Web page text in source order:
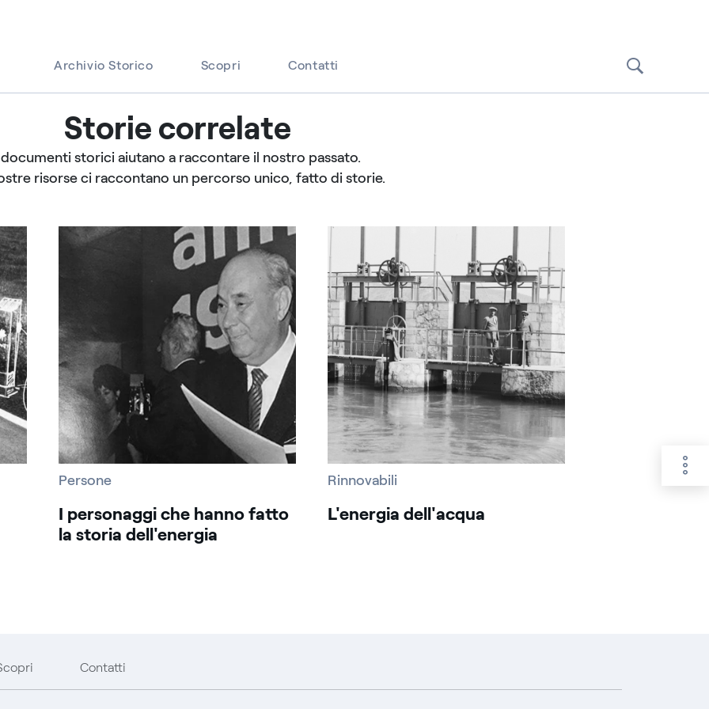
Archivio Storico Scopri Contatti
Storie correlate
storici aiutano a raccontare il nostro passato.
risorse ci raccontano un percorso unico, fatto di storie.
Persone
I personaggi che hanno fatto
la storia dell'energia
Rinnovabili
L'energia dell'acqua
Contatti